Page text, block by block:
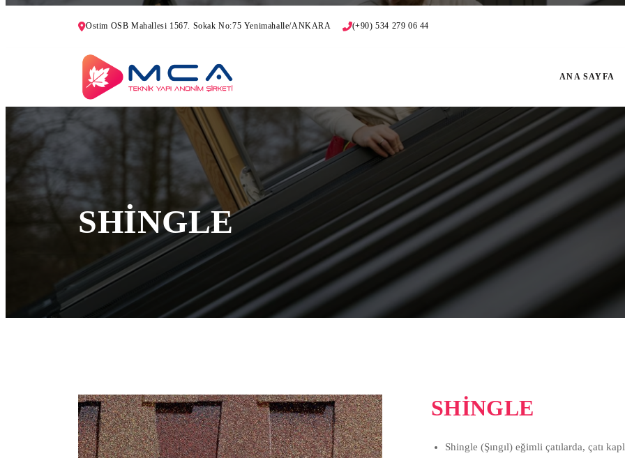
Ostim OSB Mahallesi 1567. Sokak No:75 Yenimahalle/ANKARA (+90) 534 279 06 44
ANA SAYFA
SHİNGLE
SHİNGLE
Shingle (Şıngıl) eğimli çatılarda, çatı